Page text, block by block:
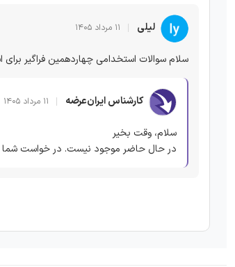
لیلی ۱۱ مرداد ۱۴۰۵
سلام سوالات استخدامی چهاردهمین فراگیر
کارشناس ایران‌عرضه ۱۱ مرداد ۱۴۰۵
سلام، وقت بخیر
در حال حاضر موجود نیست. در خواست شما